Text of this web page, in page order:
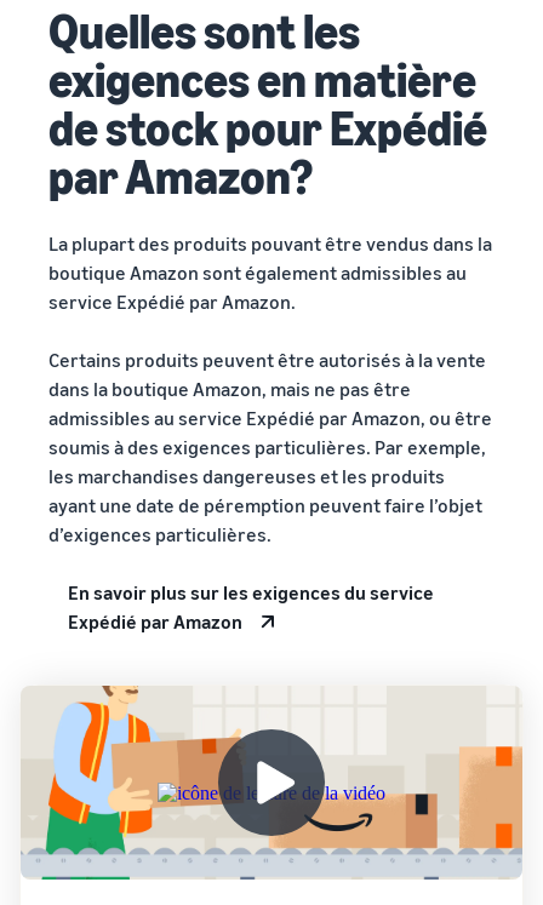
Quelles sont les
exigences en matière
de stock pour Expédié
par Amazon?
La plupart des produits pouvant être vendus dans la
boutique Amazon sont également admissibles au
service Expédié par Amazon.
Certains produits peuvent être autorisés à la vente
dans la boutique Amazon, mais ne pas être
admissibles au service Expédié par Amazon, ou être
soumis à des exigences particulières. Par exemple,
les marchandises dangereuses et les produits
ayant une date de péremption peuvent faire l’objet
d’exigences particulières.
En savoir plus sur les exigences du service
Expédié par Amazon